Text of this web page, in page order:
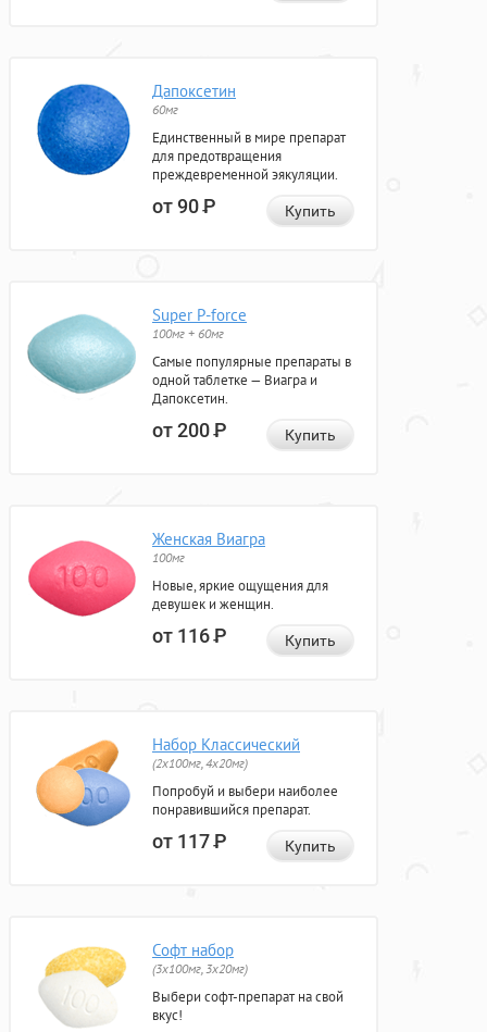
Дапоксетин
60мг
Единственный в мире препарат
для предотвращения
преждевременной эякуляции.
от 90Р Купить
Super P-force
100мг + 60мг
Самые популярные препараты в
одной таблетке — Виагра и
Дапоксетин.
от 200Р Купить
Женская Виагра
100мг
Новые, яркие ощущения для
девушек и женщин.
от 116Р Купить
Набор Классический
(2x100мг, 4x20мг)
Попробуй и выбери наиболее
понравившийся препарат.
от 117Р Купить
Софт набор
(3x100мг, 3x20мг)
Выбери софт-препарат на свой
вкус!